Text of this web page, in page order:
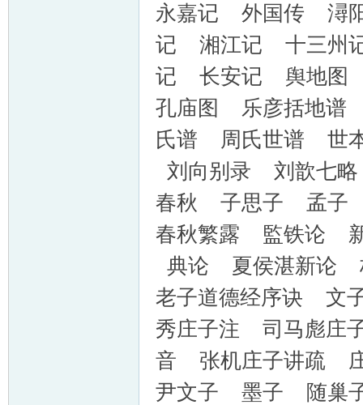
永嘉记 外国传 潯
记 湘江记 十三州
记 长安记 舆地图
孔庙图 乐彦括地
氏谱 周氏世谱 世
刘向别录 刘歆七
春秋 子思子 孟
春秋繁露 監铁论
典论 夏侯湛新论
老子道德经序诀
秀庄子注 司马彪庄
音 张机庄子讲疏
尹文子 墨子 随巢